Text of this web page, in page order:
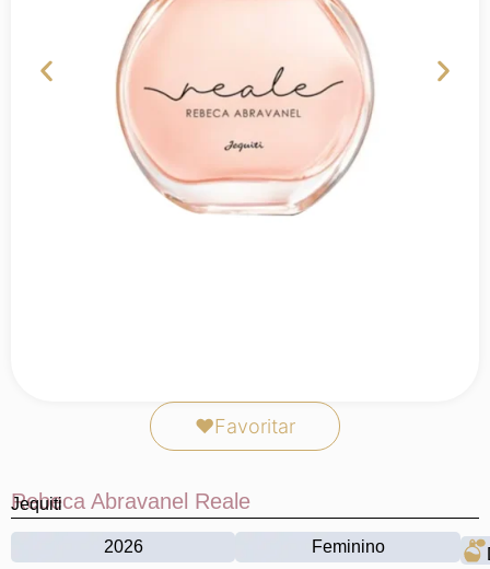
❤Favoritar
Rebeca Abravanel Reale
Jequiti
2026 Feminino